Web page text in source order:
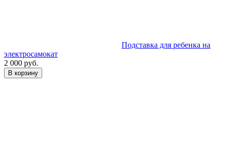
Подставка для ребенка на
электросамокат
2 000 руб.
В корзину